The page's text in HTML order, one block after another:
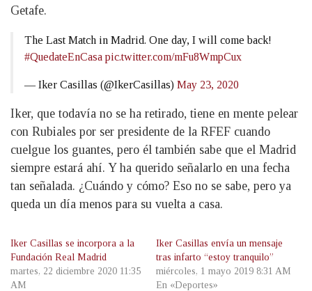
Getafe.
The Last Match in Madrid. One day, I will come back!
#QuedateEnCasa pic.twitter.com/mFu8WmpCux
— Iker Casillas (@IkerCasillas) May 23, 2020
Iker, que todavía no se ha retirado, tiene en mente pelear
con Rubiales por ser presidente de la RFEF cuando
cuelgue los guantes, pero él también sabe que el Madrid
siempre estará ahí. Y ha querido señalarlo en una fecha
tan señalada. ¿Cuándo y cómo? Eso no se sabe, pero ya
queda un día menos para su vuelta a casa.
Iker Casillas se incorpora a la
Fundación Real Madrid
martes, 22 diciembre 2020 11:35
AM
Iker Casillas envía un mensaje
tras infarto “estoy tranquilo”
miércoles, 1 mayo 2019 8:31 AM
En «Deportes»